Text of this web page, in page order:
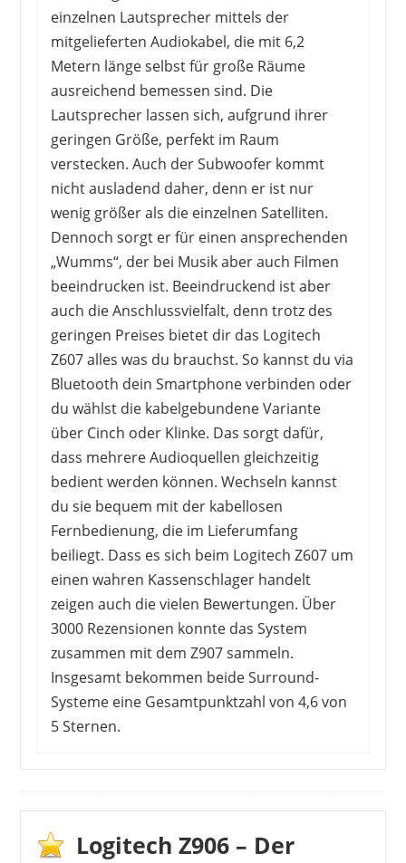
FENTON
269,00 €
1 2 3 4 5 6 7 8
9
10
>
einzelnen Lautsprecher mittels der
mitgelieferten Audiokabel, die mit 6,2
Metern länge selbst für große Räume
ausreichend bemessen sind. Die
Lautsprecher lassen sich, aufgrund ihrer
geringen Größe, perfekt im Raum
verstecken. Auch der Subwoofer kommt
nicht ausladend daher, denn er ist nur
wenig größer als die einzelnen Satelliten.
Dennoch sorgt er für einen ansprechenden
„Wumms“, der bei Musik aber auch Filmen
beeindrucken ist. Beeindruckend ist aber
auch die Anschlussvielfalt, denn trotz des
geringen Preises bietet dir das Logitech
Z607 alles was du brauchst. So kannst du via
Bluetooth dein Smartphone verbinden oder
du wählst die kabelgebundene Variante
über Cinch oder Klinke. Das sorgt dafür,
dass mehrere Audioquellen gleichzeitig
bedient werden können. Wechseln kannst
du sie bequem mit der kabellosen
Fernbedienung, die im Lieferumfang
beiliegt. Dass es sich beim Logitech Z607 um
einen wahren Kassenschlager handelt
zeigen auch die vielen Bewertungen. Über
3000 Rezensionen konnte das System
zusammen mit dem Z907 sammeln.
Insgesamt bekommen beide Surround-
Systeme eine Gesamtpunktzahl von 4,6 von
5 Sternen.
Logitech Z906 – Der